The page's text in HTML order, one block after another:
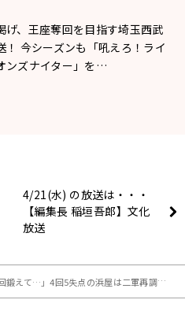
、王座奪回を目指す埼玉西武
今シーズンも「吼えろ！ライ
ンズナイター」を…
4/21(水) の放送は・・・
【編集長 稲垣吾郎】文化
放送
」4回5失点の浜屋は二軍再調整、松本航は中継ぎから復活目指す…本日の【#辻コメ】